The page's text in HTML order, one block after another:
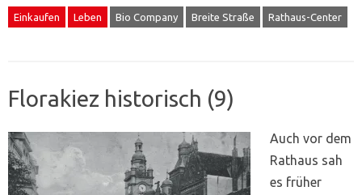
Einkaufen Leben Bio Company Breite Straße Rathaus-Center
Florakiez historisch (9)
Auch vor dem
Rathaus sah
es früher